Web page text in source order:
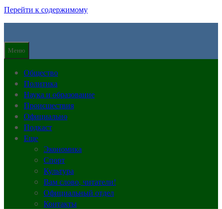
Перейти к содержимому
Меню
Общество
Политика
Наука и образование
Происшествия
Официально
Подкаст
Еще
Экономика
Спорт
Культура
Вам слово, читатели!
Официальный отдел
Контакты